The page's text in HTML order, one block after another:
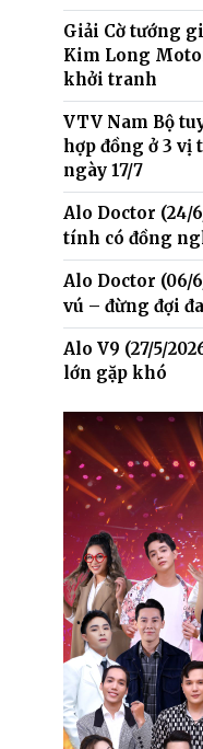
Giải Cờ tướng
Kim Long
khởi tranh
VTV Nam Bộ
hợp đồng ở 3 vị
ngày 17/7
Alo Doctor (24/
tính có đồng
Alo Doctor (06/
vú – đừng đợi
Alo V9 (27/5/
lớn gặp khó